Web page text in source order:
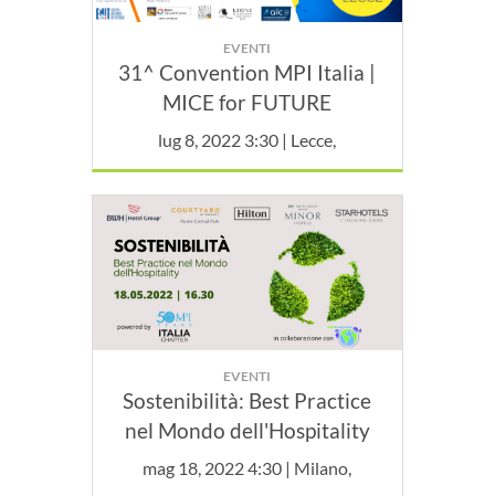
EVENTI
31^ Convention MPI Italia |
MICE for FUTURE
lug 8, 2022 3:30 | Lecce,
EVENTI
Sostenibilità: Best Practice
nel Mondo dell'Hospitality
mag 18, 2022 4:30 | Milano,